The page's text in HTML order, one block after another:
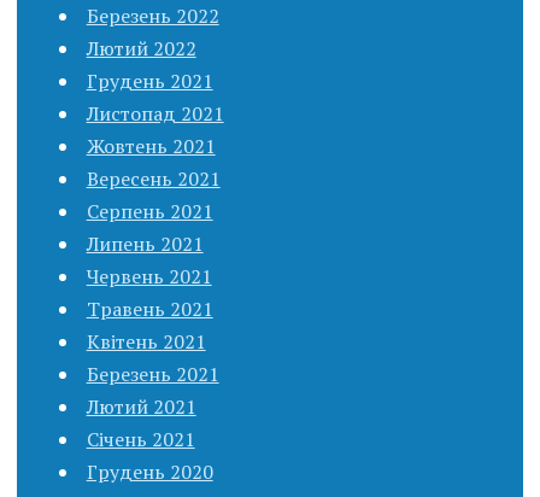
Березень 2022
Лютий 2022
Грудень 2021
Листопад 2021
Жовтень 2021
Вересень 2021
Серпень 2021
Липень 2021
Червень 2021
Травень 2021
Квітень 2021
Березень 2021
Лютий 2021
Січень 2021
Грудень 2020